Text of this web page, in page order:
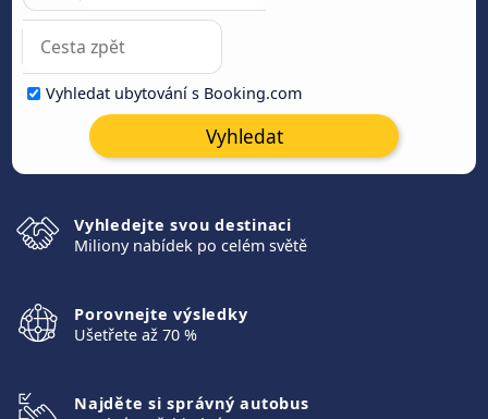
Vyhledat ubytování s Booking.com
Vyhledat
Vyhledejte svou destinaci
Miliony nabídek po celém světě
Porovnejte výsledky
Ušetřete až 70 %
Najděte si správný autobus